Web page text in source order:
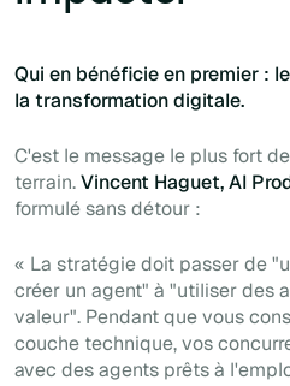
Qui en bénéficie en premier :
la transformation digitale.
C'est le message le plus fort
terrain.Vincent Haguet, AI
formulé sans détour :
« La stratégie doit passer de
créer un agent" à "utiliser des
valeur". Pendant que vous
couche technique, vos
avec des agents prêts à